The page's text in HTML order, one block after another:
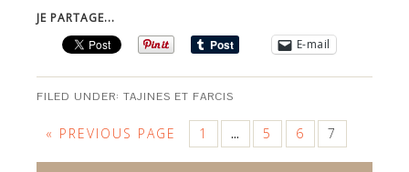
JE PARTAGE...
E-mail
FILED UNDER:TAJINES ET FARCIS
« PREVIOUS PAGE 1 … 5 6 7